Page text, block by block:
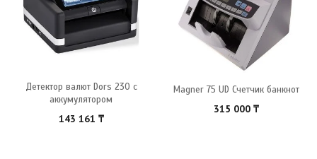
Детектор валют Dors 230 с
аккумулятором
143 161 ₸
Magner 75 UD Счетчик банкнот
315 000 ₸